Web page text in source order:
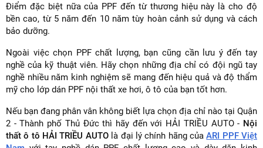
Điểm đặc biệt nữa của PPF đến từ thương hiệu này là cho độ
bền cao, từ 5 năm đến 10 năm tùy hoàn cảnh sử dụng và cách
bảo dưỡng.
Ngoài việc chọn PPF chất lượng, bạn cũng cần lưu ý đến tay
nghề của kỹ thuật viên. Hãy chọn những địa chỉ có đội ngũ tay
nghề nhiều năm kinh nghiệm sẽ mang đến hiệu quả và độ thẩm
mỹ cho lớp dán PPF nội thất xe hơi, ô tô của bạn tốt hơn.
Nếu bạn đang phân vân không biết lựa chọn địa chỉ nào tại Quận
2 - Thành phố Thủ Đức thì hãy đến với HẢI TRIỀU AUTO - Nội
thất ô tô HẢI TRIỀU AUTOlà đại lý chính hãng củaARI PPF Việt